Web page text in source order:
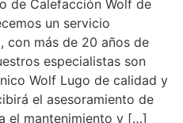
de Calefacción Wolf de
un servicio
con más de 20 años de
especialistas son
Wolf Lugo de calidad y
el asesoramiento de
el mantenimiento y […]